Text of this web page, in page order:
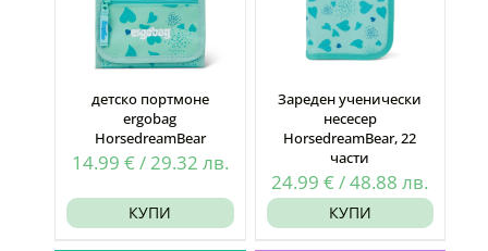
детско портмоне
ergobag
HorsedreamBear
14.99 € /29.32 лв.
КУПИ
Зареден ученически
несесер
HorsedreamBear, 22
части
24.99€ /48.88лв.
КУПИ